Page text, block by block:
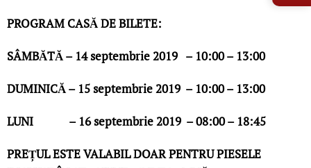
PROGRAM CASĂ DE BILETE:
SÂMBĂTĂ – 14 septembrie 2019 – 10:00 – 13:00
DUMINICĂ – 15 septembrie 2019 – 10:00 – 13:00
LUNI – 16 septembrie 2019 – 08:00 – 18:45
PREȚUL ESTE VALABIL DOAR PENTRU PIESELE